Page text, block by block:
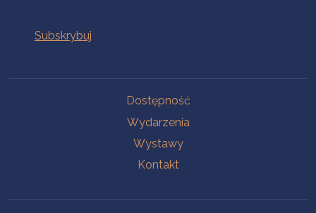
Dostępność
Wydarzenia
Wystawy
Kontakt